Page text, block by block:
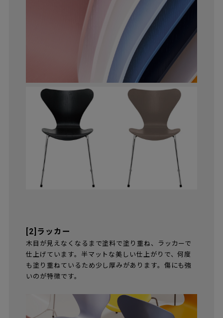
[2]ラッカー
木目が見えなくなるまで塗料で塗り重ね、ラッカーで
仕上げています。半マットな美しい仕上がりで、何度
も塗り重ねているため少し厚みがあります。傷にも強
いのが特徴です。